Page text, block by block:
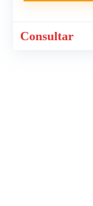
Consultar